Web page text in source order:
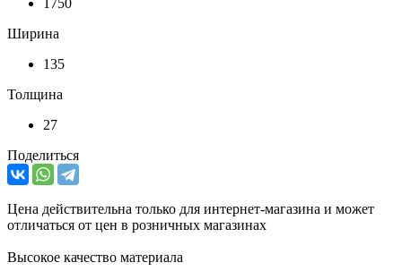
Ширина
135
Толщина
27
Поделиться
Цена действительна только для интернет-магазина и может
отличаться от цен в розничных магазинах
Высокое качество материала